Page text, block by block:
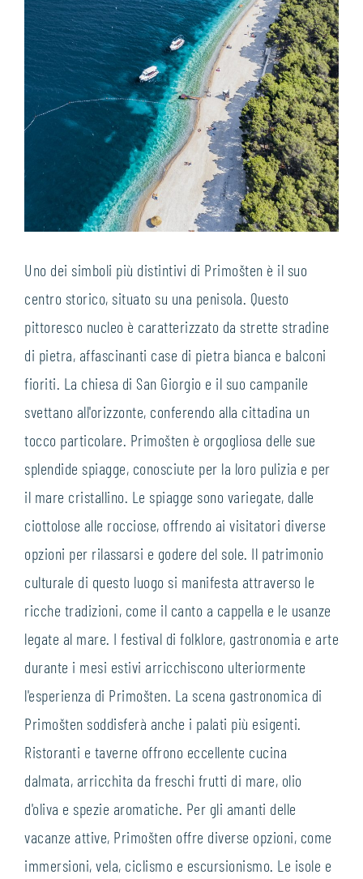
Uno dei simboli più distintivi di Primošten è il suo
centro storico, situato su una penisola. Questo
pittoresco nucleo è caratterizzato da strette stradine
di pietra, affascinanti case di pietra bianca e balconi
fioriti. La chiesa di San Giorgio e il suo campanile
svettano all'orizzonte, conferendo alla cittadina un
tocco particolare. Primošten è orgogliosa delle sue
splendide spiagge, conosciute per la loro pulizia e per
il mare cristallino. Le spiagge sono variegate, dalle
ciottolose alle rocciose, offrendo ai visitatori diverse
opzioni per rilassarsi e godere del sole. Il patrimonio
culturale di questo luogo si manifesta attraverso le
ricche tradizioni, come il canto a cappella e le usanze
legate al mare. I festival di folklore, gastronomia e arte
durante i mesi estivi arricchiscono ulteriormente
l'esperienza di Primošten. La scena gastronomica di
Primošten soddisferà anche i palati più esigenti.
Ristoranti e taverne offrono eccellente cucina
dalmata, arricchita da freschi frutti di mare, olio
d'oliva e spezie aromatiche. Per gli amanti delle
vacanze attive, Primošten offre diverse opzioni, come
immersioni, vela, ciclismo e escursionismo. Le isole e